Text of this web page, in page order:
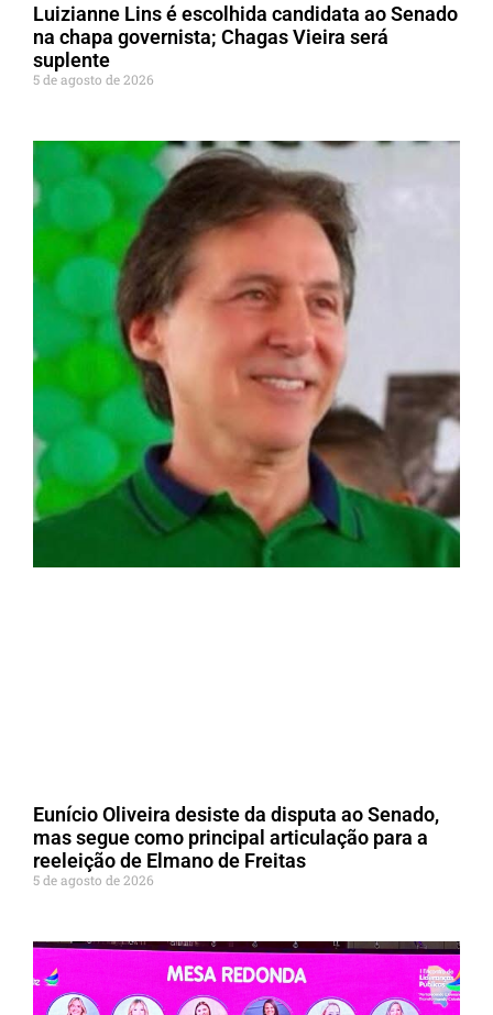
Luizianne Lins é escolhida candidata ao Senado
na chapa governista; Chagas Vieira será
suplente
5 de agosto de 2026
Eunício Oliveira desiste da disputa ao Senado,
mas segue como principal articulação para a
reeleição de Elmano de Freitas
5 de agosto de 2026